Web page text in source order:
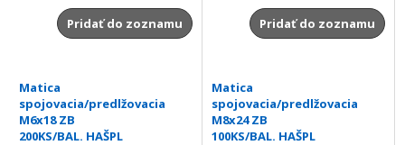
Pridať do zoznamu Pridať do zoznamu
Matica
spojovacia/predlžovacia
M6x18 ZB
200KS/BAL. HAŠPL
Matica
spojovacia/predlžovacia
M8x24 ZB
100KS/BAL. HAŠPL